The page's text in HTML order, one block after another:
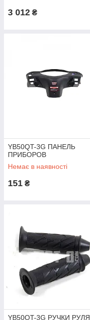
3 012 ₴
YB50QT-3G ПАНЕЛЬ
ПРИБОРОВ
Немає в наявності
151 ₴
YB50QT-3G РУЧКИ РУЛЯ